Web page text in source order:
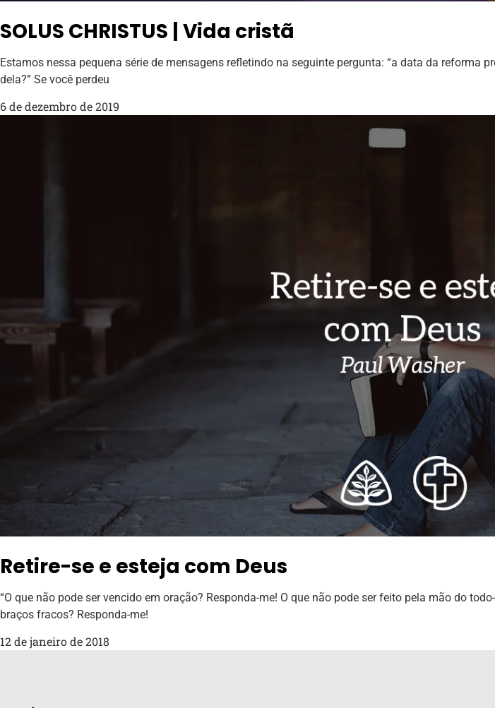
SOLUS CHRISTUS | Vida cristã
Estamos nessa pequena série de mensagens refletindo na seguinte pergunta: “a data da reforma
dela?” Se você perdeu
6 de dezembro de 2019
Retire-se e esteja com Deus
“O que não pode ser vencido em oração? Responda-me! O que não pode ser feito pela mão do
braços fracos? Responda-me!
12 de janeiro de 2018